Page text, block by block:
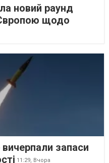
новий раунд
щодо
запаси
11:29, Вчора